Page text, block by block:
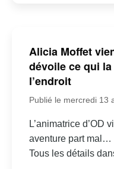
Alicia Moffet
dévoile ce qui
l’endroit
Publié le mercredi 13
L’animatrice d’OD
aventure part mal…
Tous les détails